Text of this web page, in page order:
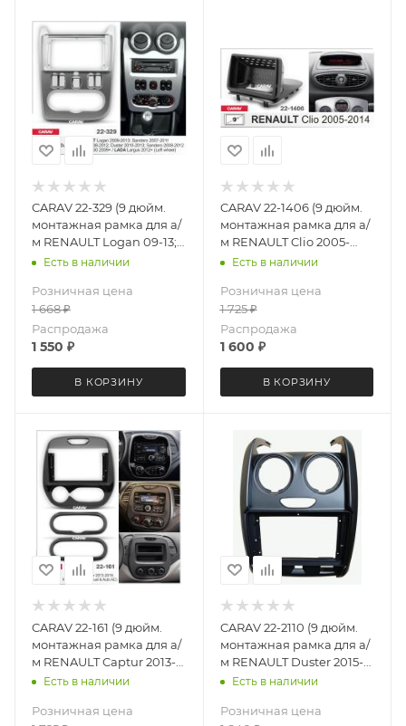
CARAV 22-329 (9 дюйм.
монтажная рамка для а/
м RENAULT Logan 09-13;
Sandero 07-11 / NISSAN
Largus 2012+ (руль слева)
Есть в наличии
Розничная цена
1 668₽
Распродажа
1 550 ₽
В КОРЗИНУ
CARAV 22-1406 (9 дюйм.
монтажная рамка для а/
м RENAULT Clio 2005-
2014Есть в наличии
Розничная цена
1 725₽
Распродажа
1 600 ₽
В КОРЗИНУ
CARAV 22-161 (9 дюйм.
монтажная рамка для а/
м RENAULT Captur 2013-
19; Kaptur 2016+
Есть в наличии
Розничная цена
CARAV 22-2110 (9 дюйм.
монтажная рамка для а/
м RENAULT Duster 2015-
22 LADA Largus 2021+
Есть в наличии
Розничная цена